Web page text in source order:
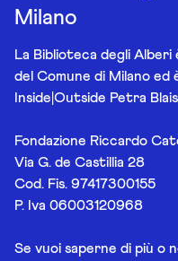
Milano
La Biblioteca degli
del Comune di Milano
Inside|Outside Petra
Fondazione Riccardo
Via G. de Castillia 28
Cod. Fis. 97417300155
P. Iva 06003120968
Se vuoi saperne di più o